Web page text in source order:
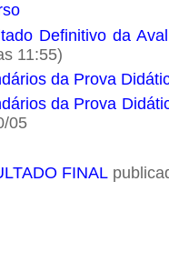
Definitivo da
11:55)
da Prova
da Prova
05
FINAL